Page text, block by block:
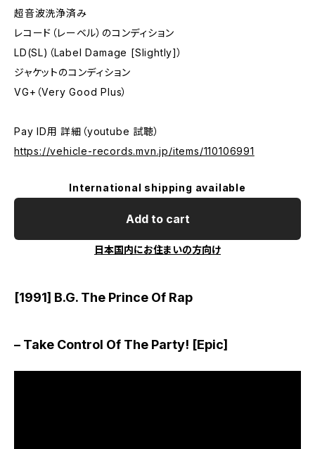
超音波洗浄済み
レコード（レーベル）のコンディション
LD(SL)（Label Damage [Slightly]）
ジャケットのコンディション
VG+（Very Good Plus）
Pay ID用 詳細（youtube 試聴）
https://vehicle-records.mvn.jp/items/110106991
International shipping available
Add to cart
日本国内にお住まいの方向け
[1991] B.G. The Prince Of Rap
– Take Control Of The Party! [Epic]